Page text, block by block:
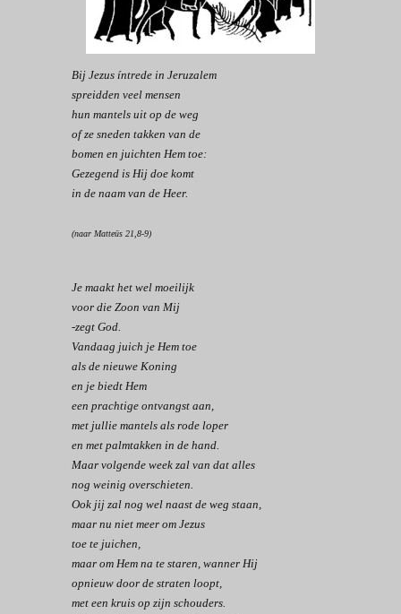
Bij Jezus íntrede in Jeruzalem
spreidden veel mensen
hun mantels uit op de weg
of ze sneden takken van de
bomen en juichten Hem toe:
Gezegend is Hij doe komt
in de naam van de Heer.
(naar Matteüs 21,8-9)
Je maakt het wel moeilijk
voor die Zoon van Mij
-zegt God.
Vandaag juich je Hem toe
als de nieuwe Koning
en je biedt Hem
een prachtige ontvangst aan,
met jullie mantels als rode loper
en met palmtakken in de hand.
Maar volgende week zal van dat alles
nog weinig overschieten.
Ook jij zal nog wel naast de weg staan,
maar nu niet meer om Jezus
toe te juichen,
maar om Hem na te staren, wanner Hij
opnieuw door de straten loopt,
met een kruis op zijn schouders.